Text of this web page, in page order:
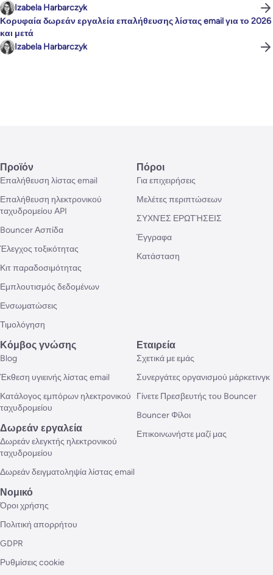
Izabela Harbarczyk
Κορυφαία δωρεάν εργαλεία επαλήθευσης λίστας email για το 2026
και μετά
Izabela Harbarczyk
Προϊόν
Επαλήθευση λίστας email
Επαλήθευση ηλεκτρονικού
ταχυδρομείου API
Bouncer Ασπίδα
Έλεγχος τοξικότητας
Κιτ παραδοσιμότητας
Εμπλουτισμός δεδομένων
Ενσωματώσεις
Τιμολόγηση
Πόροι
Για επιχειρήσεις
Μελέτες περιπτώσεων
ΣΥΧΝΈΣ ΕΡΩΤΉΣΕΙΣ
Έγγραφα
Κατάσταση
Κόμβος γνώσης
Blog
Έκθεση υγιεινής λίστας email
Κατάλογος εμπόρων ηλεκτρονικού
ταχυδρομείου
Δωρεάν εργαλεία
Δωρεάν ελεγκτής ηλεκτρονικού
ταχυδρομείου
Δωρεάν δειγματοληψία λίστας email
Εταιρεία
Σχετικά με εμάς
Συνεργάτες οργανισμού μάρκετινγκ
Γίνετε Πρεσβευτής του Bouncer
Bouncer Φίλοι
Επικοινωνήστε μαζί μας
Νομικό
Όροι χρήσης
Πολιτική απορρήτου
GDPR
Ρυθμίσεις cookie